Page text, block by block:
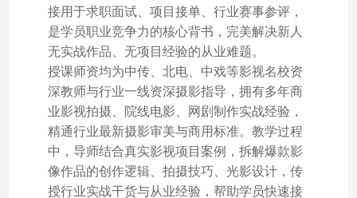
接用于求职面试、项目接单、行业赛事参评，
是学员职业竞争力的核心背书，完美解决新人
无实战作品、无项目经验的从业难题。
授课师资均为中传、北电、中戏等影视名校资
深教师与行业一线资深摄影指导，拥有多年商
业影视拍摄、院线电影、网剧制作实战经验，
精通行业最新摄影审美与商用标准。教学过程
中，导师结合真实影视项目案例，拆解爆款影
像作品的创作逻辑、拍摄技巧、光影设计，传
授行业实战干货与从业经验，帮助学员快速接